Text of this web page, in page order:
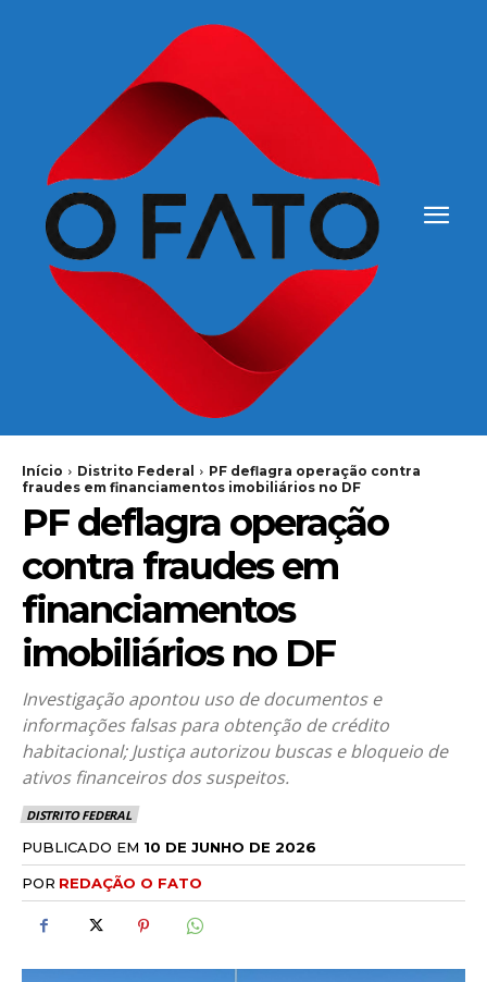
Início Distrito Federal
PF deflagra operação contra
fraudes em financiamentos imobiliários no DF
PF deflagra operação
contra fraudes em
financiamentos
imobiliários no DF
Investigação apontou uso de documentos e
informações falsas para obtenção de crédito
habitacional; Justiça autorizou buscas e bloqueio de
ativos financeiros dos suspeitos.
DISTRITO FEDERAL
PUBLICADO EM 10 DE JUNHO DE 2026
POR REDAÇÃO O FATO